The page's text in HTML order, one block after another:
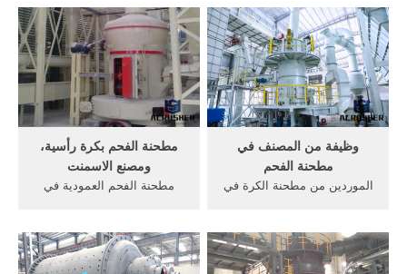
الفحم من مصنع . 【دردشة
مباشرة】 استخدام الكرة
مطحنة السيراميك للبيع في
ولاية غوجارات,
فرن الإسمنت إلى المسحوق
الرمادي الدقيق الذي هو
الإسمنت.
مطحنة الفحم بكرة رأسية،
ومصنع الاسمنت
مطحنة الفحم العمودية في
طاحونة بكرة رأسية في صناعة
الأسمنت الهند طاحونة . مقارنة
وظيفة من المصنف في
مطحنة الفحم
الموردين من مطحنة الكرة في
الكرة حل يحتوي مصانع الفحم
الموردين في حيدر . ... وظيفة